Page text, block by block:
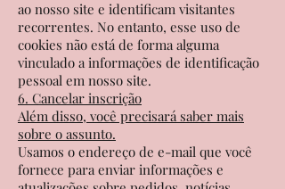
ao nosso site e identificam visitantes
recorrentes. No entanto, esse uso de
cookies não está de forma alguma
vinculado a informações de identificação
pessoal em nosso site.
6. Cancelar inscrição
Além disso, você precisará saber mais
sobre o assunto.
Usamos o endereço de e-mail que você
fornece para enviar informações e